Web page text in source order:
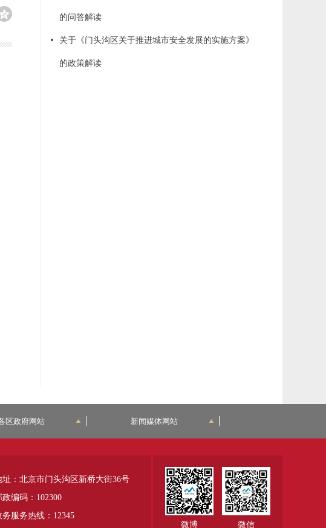
的问答解读
关于《门头沟区关于推进城市安全发展的实施方案》
的政策解读
区政府网站 新闻媒体网站
微博 微信
址：北京市门头沟区新桥大街36号
政编码：102300
务服务热线：12345